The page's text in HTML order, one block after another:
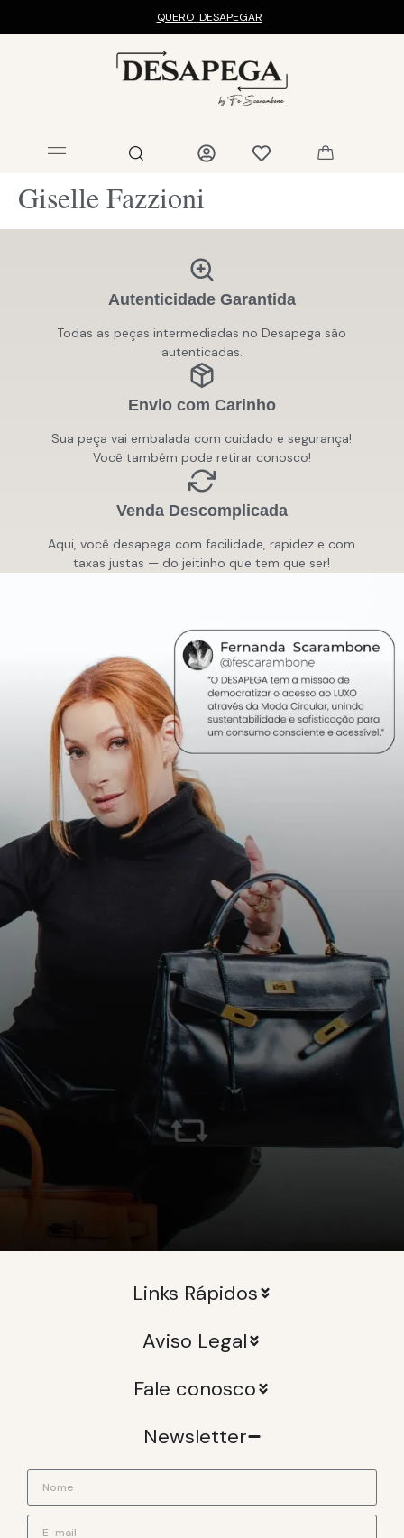
QUERO DESAPEGAR
Giselle Fazzioni
Autenticidade Garantida
Todas as peças intermediadas no Desapega são
autenticadas.
Envio com Carinho
Sua peça vai embalada com cuidado e segurança!
Você também pode retirar conosco!
Venda Descomplicada
Aqui, você desapega com facilidade, rapidez e com
taxas justas — do jeitinho que tem que ser!
Links Rápidos
Aviso Legal
Fale conosco
Newsletter